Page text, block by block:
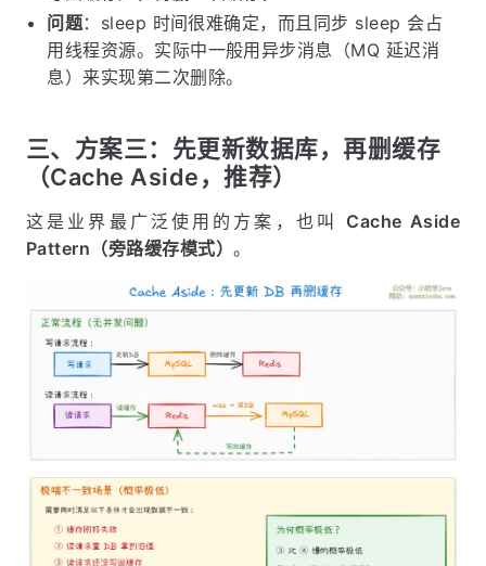
问题：sleep 时间很难确定，而且同步 sleep 会占
用线程资源。实际中一般用异步消息（MQ 延迟消
息）来实现第二次删除。
三、方案三：先更新数据库，再删缓存
（Cache Aside，推荐）
这是业界最广泛使用的方案，也叫 Cache Aside
Pattern（旁路缓存模式）。